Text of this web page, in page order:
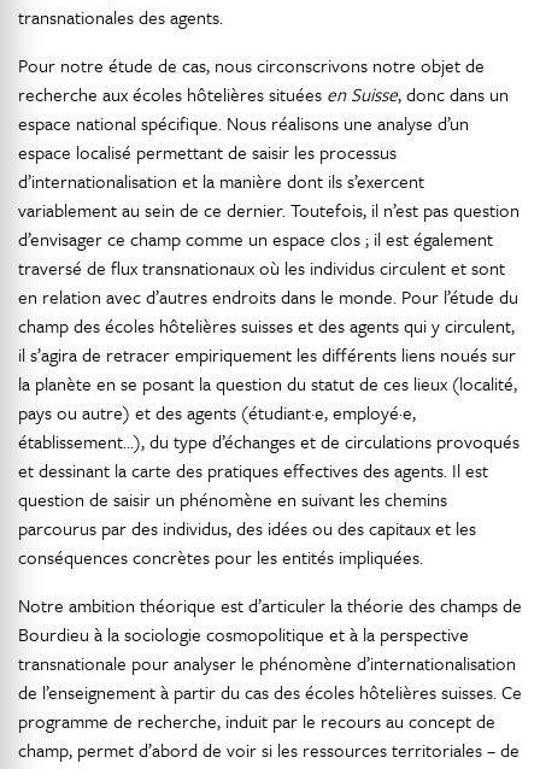
transnationales des agents.
Pour notre étude de cas, nous circonscrivons notre objet de
recherche aux écoles hôtelières situées en Suisse, donc dans un
espace national spécifique. Nous réalisons une analyse d’un
espace localisé permettant de saisir les processus
d’internationalisation et la manière dont ils s’exercent
variablement au sein de ce dernier. Toutefois, il n’est pas question
d’envisager ce champ comme un espace clos ; il est également
traversé de flux transnationaux où les individus circulent et sont
en relation avec d’autres endroits dans le monde. Pour l’étude du
champ des écoles hôtelières suisses et des agents qui y circulent,
il s’agira de retracer empiriquement les différents liens noués sur
la planète en se posant la question du statut de ces lieux (localité,
pays ou autre) et des agents (étudiant·e, employé·e,
établissement…), du type d’échanges et de circulations provoqués
et dessinant la carte des pratiques effectives des agents. Il est
question de saisir un phénomène en suivant les chemins
parcourus par des individus, des idées ou des capitaux et les
conséquences concrètes pour les entités impliquées.
Notre ambition théorique est d’articuler la théorie des champs de
Bourdieu à la sociologie cosmopolitique et à la perspective
transnationale pour analyser le phénomène d’internationalisation
de l’enseignement à partir du cas des écoles hôtelières suisses. Ce
programme de recherche, induit par le recours au concept de
champ, permet d’abord de voir si les ressources territoriales – de